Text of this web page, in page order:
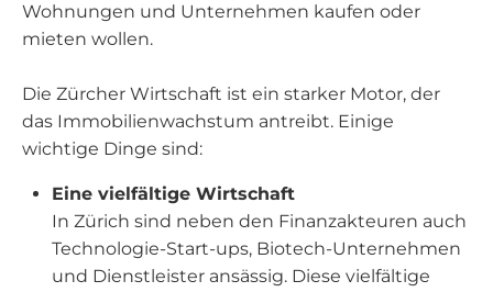
Wohnungen und Unternehmen kaufen oder
mieten wollen.
Die Zürcher Wirtschaft ist ein starker Motor, der
das Immobilienwachstum antreibt. Einige
wichtige Dinge sind:
Eine vielfältige Wirtschaft
In Zürich sind neben den Finanzakteuren auch
Technologie-Start-ups, Biotech-Unternehmen
und Dienstleister ansässig. Diese vielfältige